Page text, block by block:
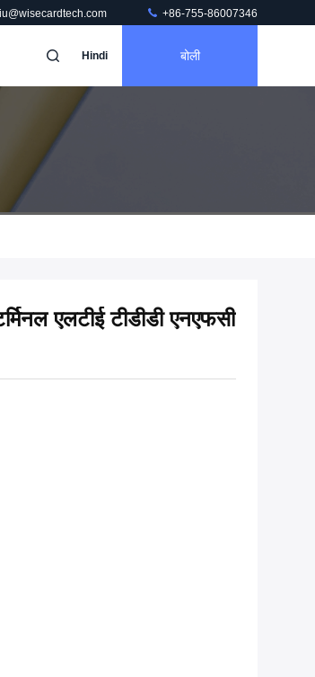
+86-755-86007346
Hindi बोली
एलटीई टीडीडी एनएफसी